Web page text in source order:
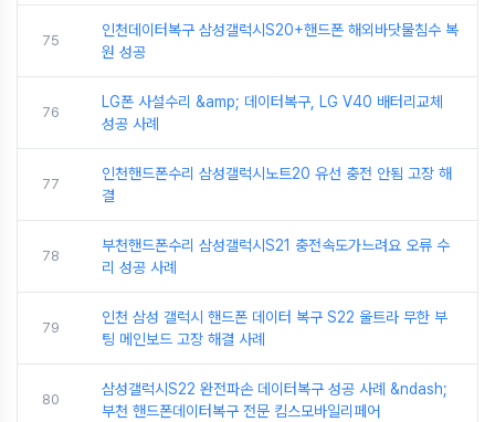
75
인천데이터복구 삼성갤럭시S20+핸드폰 해외바닷물침수 복
원 성공
76
LG폰 사설수리 &amp; 데이터복구, LG V40 배터리교체
성공 사례
77
인천핸드폰수리 삼성갤럭시노트20 유선 충전 안됨 고장 해
결
78
부천핸드폰수리 삼성갤럭시S21 충전속도가느려요 오류 수
리 성공 사례
79
인천 삼성 갤럭시 핸드폰 데이터 복구 S22 울트라 무한 부
팅 메인보드 고장 해결 사례
80
삼성갤럭시S22 완전파손 데이터복구 성공 사례 &ndash;
부천 핸드폰데이터복구 전문 킴스모바일리페어